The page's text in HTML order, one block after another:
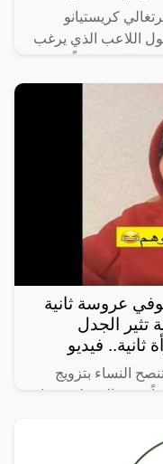
كريستيانو
اللاعب الذي يرغب
سنوات، شوفي عروسة ثانية
تثير الجدل
ثانية.. فيديو
النساء بتزويج
وفي المقطع، تقول